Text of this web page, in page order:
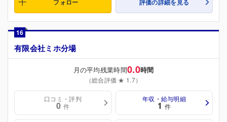
16
有限会社ミホ分場
月の平均残業時間0.0時間
（総合評価 ★ 1.7）
口コミ・評判
0 件
年収・給与明細
1 件